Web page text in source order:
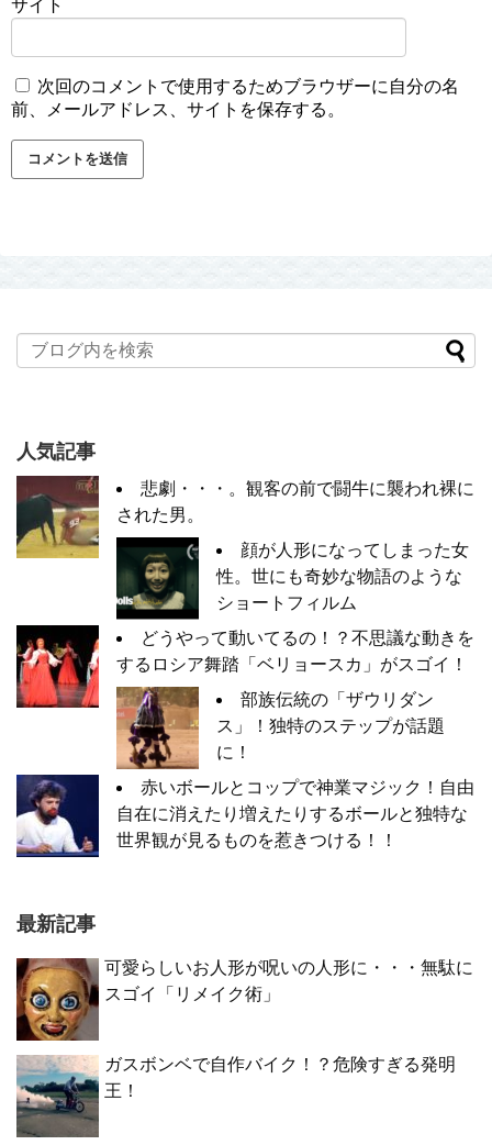
サイト
次回のコメントで使用するためブラウザーに自分の名
前、メールアドレス、サイトを保存する。
人気記事
悲劇・・・。観客の前で闘牛に襲われ裸に
された男。
顔が人形になってしまった女
性。世にも奇妙な物語のような
ショートフィルム
どうやって動いてるの！？不思議な動きを
するロシア舞踏「ベリョースカ」がスゴイ！
部族伝統の「ザウリダン
ス」！独特のステップが話題
に！
赤いボールとコップで神業マジック！自由
自在に消えたり増えたりするボールと独特な
世界観が見るものを惹きつける！！
最新記事
可愛らしいお人形が呪いの人形に・・・無駄に
スゴイ「リメイク術」
ガスボンベで自作バイク！？危険すぎる発明
王！